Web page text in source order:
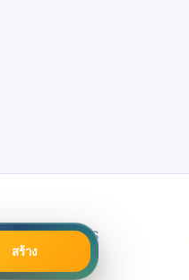
สร้าง
号 Server in: US